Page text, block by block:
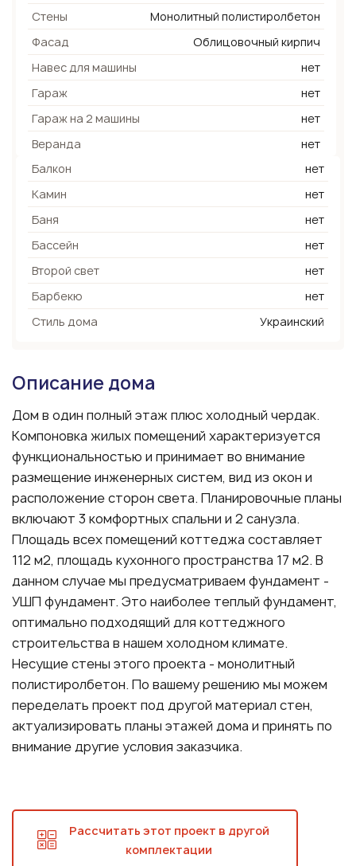
Стены
Монолитный полистиролбетон
Фасад
Облицовочный кирпич
Навес для машины
нет
Гараж
нет
Гараж на 2 машины
нет
Веранда
нет
Балкон
нет
Камин
нет
Баня
нет
Бассейн
нет
Второй свет
нет
Барбекю
нет
Стиль дома
Украинский
Описание дома
Дом в один полный этаж плюс холодный чердак.
Компоновка жилых помещений характеризуется
функциональностью и принимает во внимание
размещение инженерных систем, вид из окон и
расположение сторон света. Планировочные планы
включают 3 комфортных спальни и 2 санузла.
Площадь всех помещений коттеджа составляет
112 м2, площадь кухонного пространства 17 м2. В
данном случае мы предусматриваем фундамент -
УШП фундамент. Это наиболее теплый фундамент,
оптимально подходящий для коттеджного
строительства в нашем холодном климате.
Несущие стены этого проекта - монолитный
полистиролбетон. По вашему решению мы можем
переделать проект под другой материал стен,
актуализировать планы этажей дома и принять по
внимание другие условия заказчика.
Рассчитать этот проект в другой
комплектации